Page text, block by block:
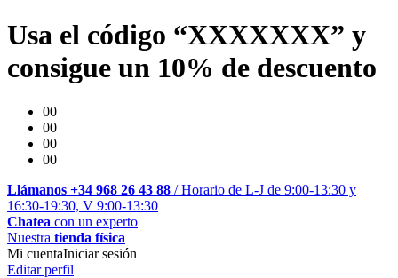
Usa el código “XXXXXXX” y
consigue un 10% de descuento
00
00
00
00
Llámanos +34 968 26 43 88 / Horario de L-J de 9:00-13:30 y
16:30-19:30, V 9:00-13:30
Chatea con un experto
Nuestra tienda física
Mi cuentaIniciar sesión
Editar perfil